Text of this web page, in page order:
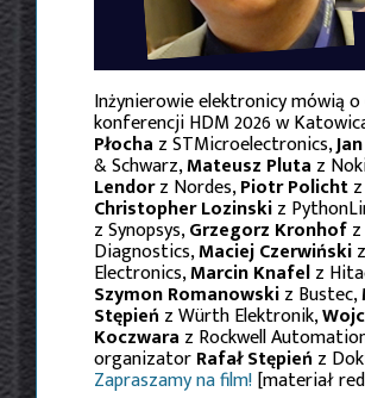
Inżynierowie elektronicy mówią o
konferencji HDM 2026 w
Płocha z STMicroelectronics,
& Schwarz,Mateusz Pluta z
Lendorz Nordes,Piotr Policht
Christopher Lozinskiz
z Synopsys,Grzegorz Kronhof
Diagnostics,Maciej Czerwiński
Electronics,Marcin Knafelz
Szymon Romanowskiz Bustec,
Stępień z Würth Elektronik,
Koczwara z Rockwell
organizatorRafał Stępień z
Zapraszamy na film![materiał